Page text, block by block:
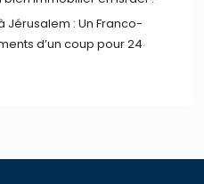
Jérusalem : Un Franco-
d’un coup pour 24